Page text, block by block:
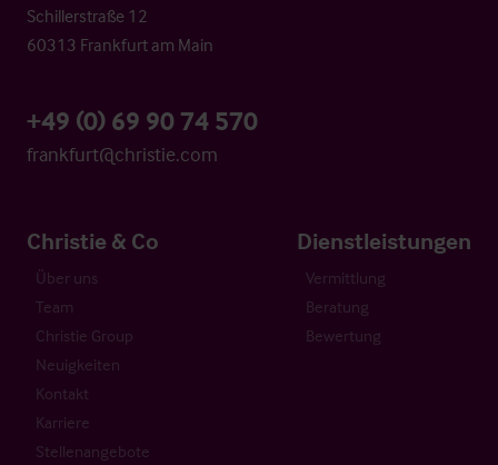
Schillerstraße 12
60313 Frankfurt am Main
+49 (0) 69 90 74 570
frankfurt@christie.com
Christie & Co
Über uns
Team
Christie Group
Neuigkeiten
Kontakt
Karriere
Stellenangebote
Dienstleistungen
Vermittlung
Beratung
Bewertung